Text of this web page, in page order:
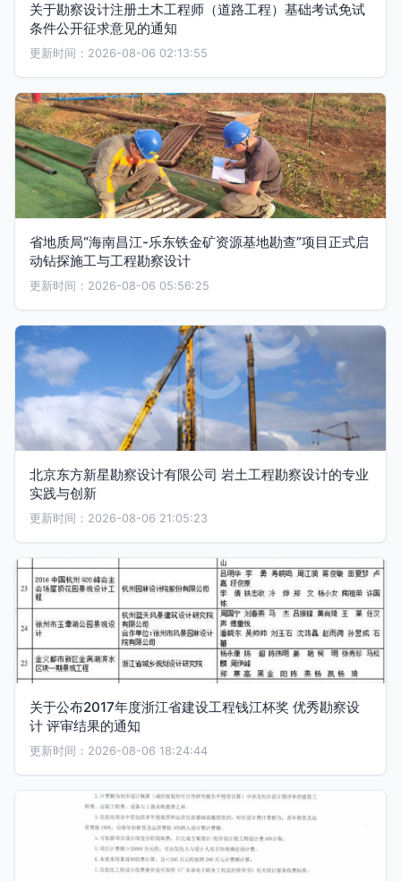
关于勘察设计注册土木工程师（道路工程）基础考试免试
条件公开征求意见的通知
更新时间：2026-08-06 02:13:55
省地质局“海南昌江-乐东铁金矿资源基地勘查”项目正式启
动钻探施工与工程勘察设计
更新时间：2026-08-06 05:56:25
北京东方新星勘察设计有限公司 岩土工程勘察设计的专业
实践与创新
更新时间：2026-08-06 21:05:23
关于公布2017年度浙江省建设工程钱江杯奖 优秀勘察设
计 评审结果的通知
更新时间：2026-08-06 18:24:44